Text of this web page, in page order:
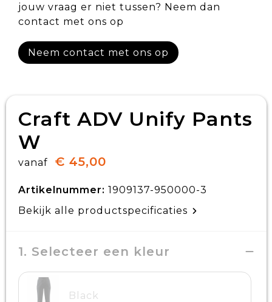
jouw vraag er niet tussen? Neem dan
contact met ons op
Neem contact met ons op
Craft ADV Unify Pants
W
vanaf € 45,00
Artikelnummer: 1909137-950000-3
Bekijk alle productspecificaties
1. Selecteer een kleur
Black